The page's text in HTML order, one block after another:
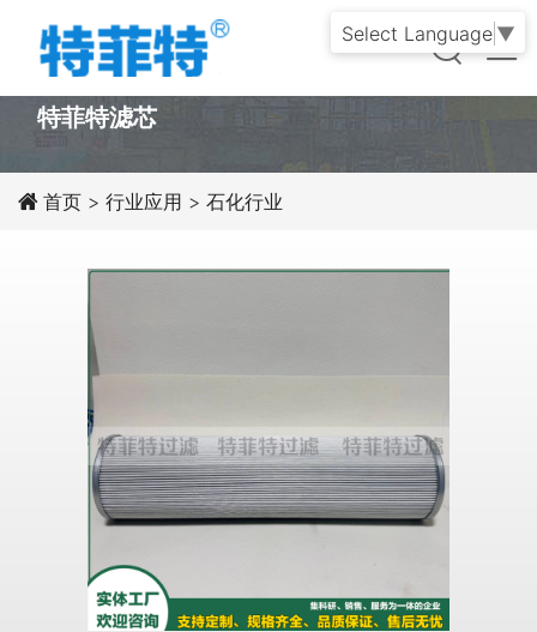
PRODUCT
特菲特滤芯
首页 > 行业应用 > 石化行业
Select Language ▼